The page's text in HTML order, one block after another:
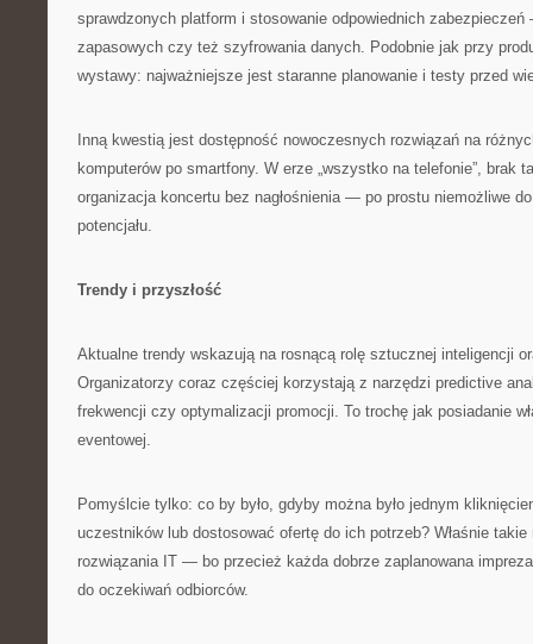
sprawdzonych platform i stosowanie odpowiednich
zapasowych czy też szyfrowania danych. Podobnie jak przy
wystawy: najważniejsze jest staranne planowanie i testy przed
Inną kwestią jest dostępność nowoczesnych rozwiązań na
komputerów po smartfony. W erze „wszystko na telefonie”, brak
organizacja koncertu bez nagłośnienia — po prostu niemożliwe
potencjału.
Trendy i przyszłość
Aktualne trendy wskazują na rosnącą rolę sztucznej inteligencji
Organizatorzy coraz częściej korzystają z narzędzi predictive
frekwencji czy optymalizacji promocji. To trochę jak posiadanie
eventowej.
Pomyślcie tylko: co by było, gdyby można było jednym
uczestników lub dostosować ofertę do ich potrzeb? Właśnie
rozwiązania IT — bo przecież każda dobrze zaplanowana
do oczekiwań odbiorców.